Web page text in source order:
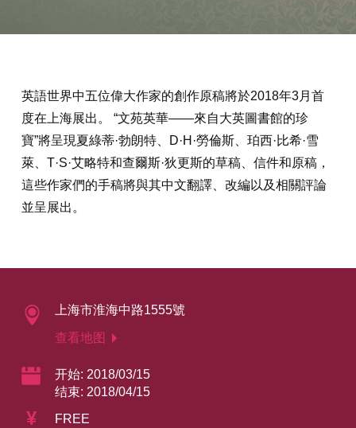
英語世界中五位偉大作家的創作原稿將於2018年3月首
度在上海展出。 “文苑英華——來自大英圖書館的珍
寶”將呈現夏綠蒂·勃朗特、D·H·勞倫斯、珀西·比希·雪
萊、T·S·艾略特和查爾斯·狄更斯的草稿、信件和原稿，
這些作家們的手稿將與其中文翻譯、改編以及相關評論
並呈展出。
上海市淮海中路1555號
查看地图
开始: 2018/03/15
结束: 2018/04/15
¥ FREE